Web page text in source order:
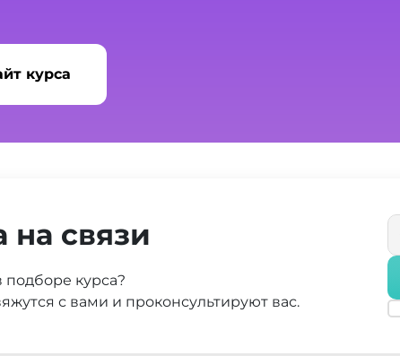
курса
на связи
курса?
с вами и проконсультируют вас.